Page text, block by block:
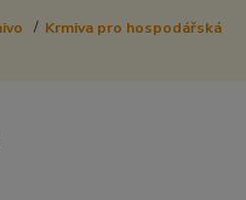
Krmiva pro hospodářská